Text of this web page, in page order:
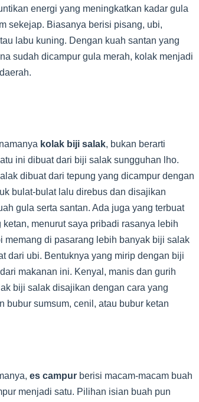
energi yang meningkatkan kadar gula
sekejap. Biasanya berisi pisang, ubi,
labu kuning. Dengan kuah santan yang
sudah dicampur gula merah, kolak menjadi
kolak biji salak, bukan berarti
ini dibuat dari biji salak sungguhan lho.
dibuat dari tepung yang dicampur dengan
bulat-bulat lalu direbus dan disajikan
gula serta santan. Ada juga yang terbuat
ketan, menurut saya pribadi rasanya lebih
memang di pasarang lebih banyak biji salak
dari ubi. Bentuknya yang mirip dengan biji
makanan ini. Kenyal, manis dan gurih
biji salak disajikan dengan cara yang
bubur sumsum, cenil, atau bubur ketan
es campur berisi macam-macam buah
menjadi satu. Pilihan isian buah pun